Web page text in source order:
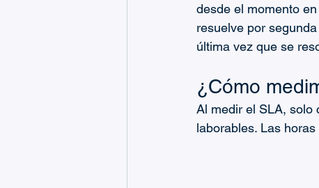
desde el momento
resuelve por
última vez que se
¿Cómo
Al medir el SLA, solo
laborables. Las